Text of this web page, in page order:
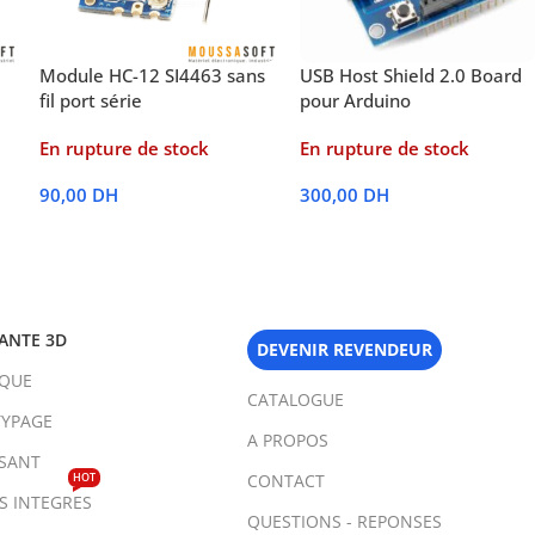
Module HC-12 SI4463 sans
fil port série
En rupture de stock
90,00 DH
USB Host Shield 2.0 Board
pour Arduino
En rupture de stock
300,00 DH
3D
INTEGRES
HOT
DEVENIR REVENDEUR
CATALOGUE
A PROPOS
CONTACT
QUESTIONS - REPONSES